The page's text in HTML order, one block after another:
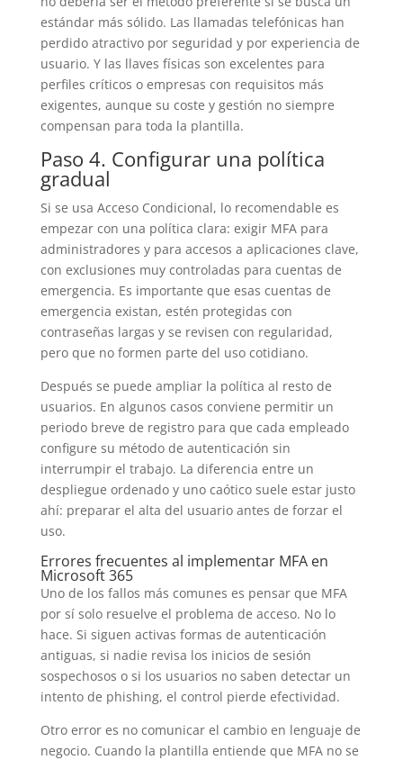
estándar más sólido. Las llamadas telefónicas han
perdido atractivo por seguridad y por experiencia de
usuario. Y las llaves físicas son excelentes para
perfiles críticos o empresas con requisitos más
exigentes, aunque su coste y gestión no siempre
compensan para toda la plantilla.
Paso 4. Configurar una política
gradual
Si se usa Acceso Condicional, lo recomendable es
empezar con una política clara: exigir MFA para
administradores y para accesos a aplicaciones clave,
con exclusiones muy controladas para cuentas de
emergencia. Es importante que esas cuentas de
emergencia existan, estén protegidas con
contraseñas largas y se revisen con regularidad,
pero que no formen parte del uso cotidiano.
Después se puede ampliar la política al resto de
usuarios. En algunos casos conviene permitir un
periodo breve de registro para que cada empleado
configure su método de autenticación sin
interrumpir el trabajo. La diferencia entre un
despliegue ordenado y uno caótico suele estar justo
ahí: preparar el alta del usuario antes de forzar el
uso.
Errores frecuentes al implementar MFA en
Microsoft 365
Uno de los fallos más comunes es pensar que MFA
por sí solo resuelve el problema de acceso. No lo
hace. Si siguen activas formas de autenticación
antiguas, si nadie revisa los inicios de sesión
sospechosos o si los usuarios no saben detectar un
intento de phishing, el control pierde efectividad.
Otro error es no comunicar el cambio en lenguaje de
negocio. Cuando la plantilla entiende que MFA no se